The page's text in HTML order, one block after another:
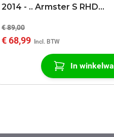
2014 - .. Armster S RHD
€ 89,00
€ 68,99
In